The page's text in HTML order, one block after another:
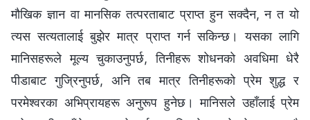
मौखिक ज्ञान वा मानसिक तत्परताबाट प्राप्त हुन सक्दैन, न त यो
त्यस सत्यतालाई बुझेर मात्र प्राप्त गर्न सकिन्छ। यसका लागि
मानिसहरूले मूल्य चुकाउनुपर्छ, तिनीहरू शोधनको अवधिमा धेरै
पीडाबाट गुज्रिनुपर्छ, अनि तब मात्र तिनीहरूको प्रेम शुद्ध र
परमेश्‍वरका अभिप्रायहरू अनुरूप हुनेछ। मानिसले उहाँलाई प्रेम